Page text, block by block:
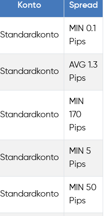
Konto Spread
Standardkonto
MIN 0.1
Pips
Standardkonto
AVG 1.3
Pips
Standardkonto
MIN
170
Pips
Standardkonto
MIN 5
Pips
Standardkonto
MIN 50
Pips